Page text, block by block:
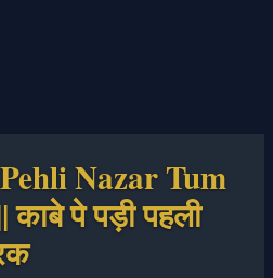
Nazar Tum
पे पड़ी पहली